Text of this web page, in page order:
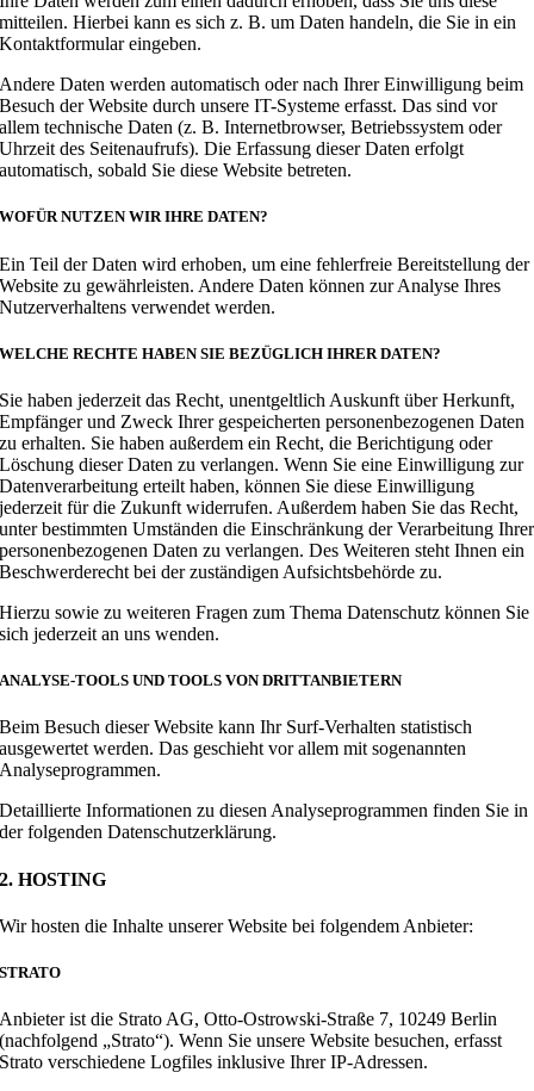
mitteilen. Hierbei kann es sich z. B. um Daten handeln, die Sie in ein
Kontaktformular eingeben.
Andere Daten werden automatisch oder nach Ihrer Einwilligung beim
Besuch der Website durch unsere IT-Systeme erfasst. Das sind vor
allem technische Daten (z. B. Internetbrowser, Betriebssystem oder
Uhrzeit des Seitenaufrufs). Die Erfassung dieser Daten erfolgt
automatisch, sobald Sie diese Website betreten.
WOFÜR NUTZEN WIR IHRE DATEN?
Ein Teil der Daten wird erhoben, um eine fehlerfreie Bereitstellung der
Website zu gewährleisten. Andere Daten können zur Analyse Ihres
Nutzerverhaltens verwendet werden.
WELCHE RECHTE HABEN SIE BEZÜGLICH IHRER DATEN?
Sie haben jederzeit das Recht, unentgeltlich Auskunft über Herkunft,
Empfänger und Zweck Ihrer gespeicherten personenbezogenen Daten
zu erhalten. Sie haben außerdem ein Recht, die Berichtigung oder
Löschung dieser Daten zu verlangen. Wenn Sie eine Einwilligung zur
Datenverarbeitung erteilt haben, können Sie diese Einwilligung
jederzeit für die Zukunft widerrufen. Außerdem haben Sie das Recht,
unter bestimmten Umständen die Einschränkung der Verarbeitung Ihrer
personenbezogenen Daten zu verlangen. Des Weiteren steht Ihnen ein
Beschwerderecht bei der zuständigen Aufsichtsbehörde zu.
Hierzu sowie zu weiteren Fragen zum Thema Datenschutz können Sie
sich jederzeit an uns wenden.
ANALYSE-TOOLS UND TOOLS VON DRITT­ANBIETERN
Beim Besuch dieser Website kann Ihr Surf-Verhalten statistisch
ausgewertet werden. Das geschieht vor allem mit sogenannten
Analyseprogrammen.
Detaillierte Informationen zu diesen Analyseprogrammen finden Sie in
der folgenden Datenschutzerklärung.
2. HOSTING
Wir hosten die Inhalte unserer Website bei folgendem Anbieter:
STRATO
Anbieter ist die Strato AG, Otto-Ostrowski-Straße 7, 10249 Berlin
(nachfolgend „Strato“). Wenn Sie unsere Website besuchen, erfasst
Strato verschiedene Logfiles inklusive Ihrer IP-Adressen.